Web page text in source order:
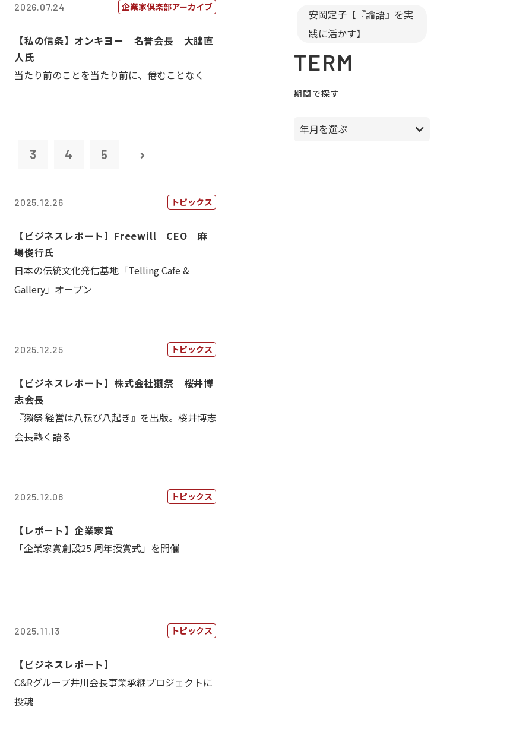
2026.07.24 企業家倶楽部アーカイブ
【私の信条】オンキヨー 名誉会長 大朏直
人氏
当たり前のことを当たり前に、倦むことなく
3 4 5
2025.12.26 トピックス
【ビジネスレポート】Freewill CEO 麻
場俊行氏
日本の伝統文化発信基地「Telling Cafe &
Gallery」オープン
2025.12.25 トピックス
【ビジネスレポート】株式会社獺祭 桜井博
志会長
『獺祭 経営は八転び八起き』を出版。桜井博志
会長熱く語る
2025.12.08 トピックス
【レポート】企業家賞
「企業家賞創設25 周年授賞式」を開催
2025.11.13 トピックス
【ビジネスレポート】
C&Rグループ井川会長事業承継プロジェクトに
投魂
安岡定子【『論語』を実
践に活かす】
TERM
期間で探す
年月を選ぶ